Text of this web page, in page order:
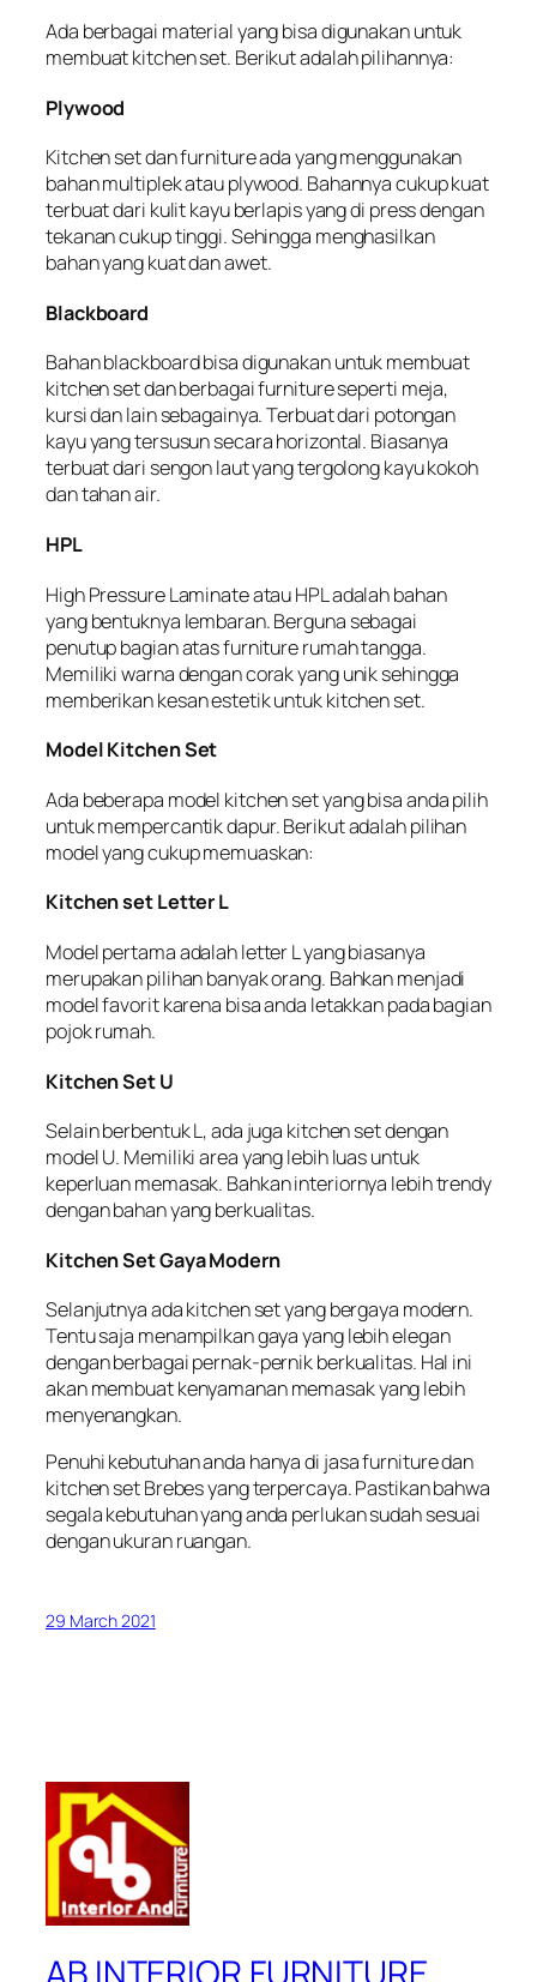
Ada berbagai material yang bisa digunakan untuk
membuat kitchen set. Berikut adalah pilihannya:
Plywood
Kitchen set dan furniture ada yang menggunakan
bahan multiplek atau plywood. Bahannya cukup kuat
terbuat dari kulit kayu berlapis yang di press dengan
tekanan cukup tinggi. Sehingga menghasilkan
bahan yang kuat dan awet.
Blackboard
Bahan blackboard bisa digunakan untuk membuat
kitchen set dan berbagai furniture seperti meja,
kursi dan lain sebagainya. Terbuat dari potongan
kayu yang tersusun secara horizontal. Biasanya
terbuat dari sengon laut yang tergolong kayu kokoh
dan tahan air.
HPL
High Pressure Laminate atau HPL adalah bahan
yang bentuknya lembaran. Berguna sebagai
penutup bagian atas furniture rumah tangga.
Memiliki warna dengan corak yang unik sehingga
memberikan kesan estetik untuk kitchen set.
Model Kitchen Set
Ada beberapa model kitchen set yang bisa anda pilih
untuk mempercantik dapur. Berikut adalah pilihan
model yang cukup memuaskan:
Kitchen set Letter L
Model pertama adalah letter L yang biasanya
merupakan pilihan banyak orang. Bahkan menjadi
model favorit karena bisa anda letakkan pada bagian
pojok rumah.
Kitchen Set U
Selain berbentuk L, ada juga kitchen set dengan
model U. Memiliki area yang lebih luas untuk
keperluan memasak. Bahkan interiornya lebih trendy
dengan bahan yang berkualitas.
Kitchen Set Gaya Modern
Selanjutnya ada kitchen set yang bergaya modern.
Tentu saja menampilkan gaya yang lebih elegan
dengan berbagai pernak-pernik berkualitas. Hal ini
akan membuat kenyamanan memasak yang lebih
menyenangkan.
Penuhi kebutuhan anda hanya di jasa furniture dan
kitchen set Brebes yang terpercaya. Pastikan bahwa
segala kebutuhan yang anda perlukan sudah sesuai
dengan ukuran ruangan.
29 March 2021